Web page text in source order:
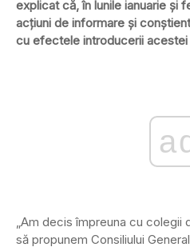
explicat că, în lunile ianuarie și
acţiuni de informare și
cu efectele introducerii acestei
„Am decis împreuna cu colegii
să propunem Consiliului